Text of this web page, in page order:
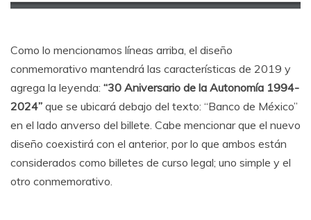
Como lo mencionamos líneas arriba, el diseño
conmemorativo mantendrá las características de 2019 y
agrega la leyenda: “30 Aniversario de la Autonomía 1994-
2024” que se ubicará debajo del texto: “Banco de México”
en el lado anverso del billete. Cabe mencionar que el nuevo
diseño coexistirá con el anterior, por lo que ambos están
considerados como billetes de curso legal; uno simple y el
otro conmemorativo.